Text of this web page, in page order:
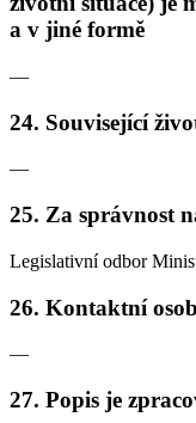
a v jiné formě
—
24. Související
—
25. Za správnost
Legislativní odbor
26. Kontaktní
—
27. Popis je